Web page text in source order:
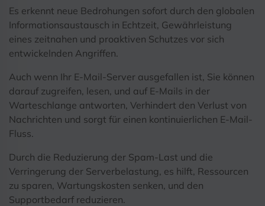
Es erkennt neue Bedrohungen sofort durch den globalen
Informationsaustausch in Echtzeit, Gewährleistung
eines zeitnahen und proaktiven Schutzes vor sich
entwickelnden Angriffen.
Auch wenn Ihr E-Mail-Server ausgefallen ist, Sie können
darauf zugreifen, lesen, und auf E-Mails in der
Warteschlange antworten, Verhindert den Verlust von
Nachrichten und sorgt für einen kontinuierlichen E-Mail-
Fluss.
Durch die Reduzierung der Spam-Last und die
Verringerung der Serverbelastung, es hilft, Ressourcen
zu sparen, Wartungskosten senken, und den
Supportbedarf reduzieren.